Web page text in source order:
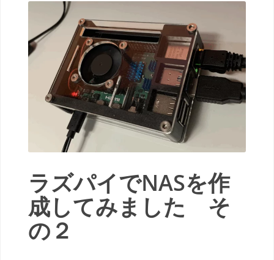
ラズパイでNASを作
成してみました そ
の２